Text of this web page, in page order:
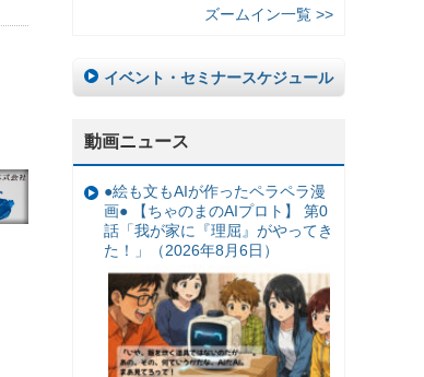
ズームイン一覧 >>
イベント・セミナースケジュール
動画ニュース
●絵も文もAIが作ったペラペラ漫
画● 【ちゃのまのAIプロト】 第0
話「我が家に『理屈』がやってき
た！」（2026年8月6日）